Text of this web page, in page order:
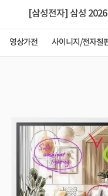
[삼성전자] 삼성
영상가전 사이니지/전자칠